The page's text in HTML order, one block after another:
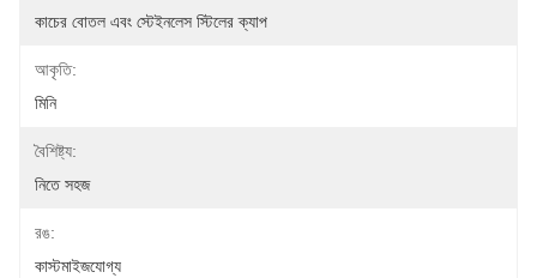
কাচের বোতল এবং স্টেইনলেস স্টিলের ক্যাপ
আকৃতি:
মিনি
বৈশিষ্ট্য:
নিতে সহজ
রঙ:
কাস্টমাইজযোগ্য